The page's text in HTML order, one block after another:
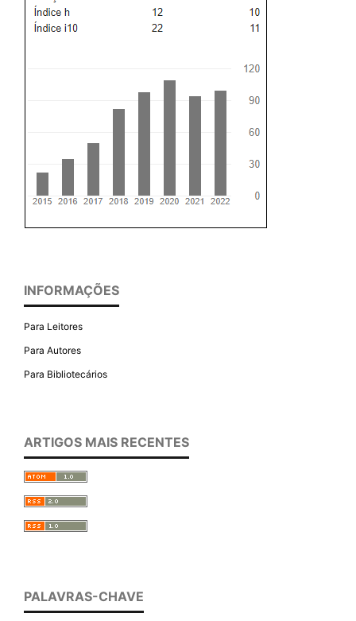
INFORMAÇÕES
Para Leitores
Para Autores
Para Bibliotecários
ARTIGOS MAIS RECENTES
PALAVRAS-CHAVE